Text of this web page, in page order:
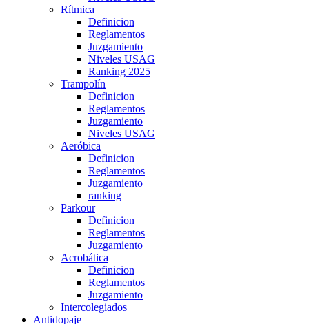
Rítmica
Definicion
Reglamentos
Juzgamiento
Niveles USAG
Ranking 2025
Trampolín
Definicion
Reglamentos
Juzgamiento
Niveles USAG
Aeróbica
Definicion
Reglamentos
Juzgamiento
ranking
Parkour
Definicion
Reglamentos
Juzgamiento
Acrobática
Definicion
Reglamentos
Juzgamiento
Intercolegiados
Antidopaje